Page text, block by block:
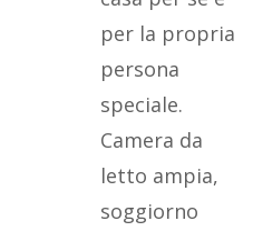
Camera 4
per la propria
persona
speciale.
Camera da
letto ampia,
soggiorno